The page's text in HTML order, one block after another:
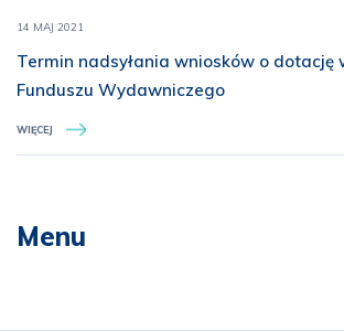
14 MAJ 2021
Termin nadsyłania wniosków o dotację
Funduszu Wydawniczego
WIĘCEJ
Menu